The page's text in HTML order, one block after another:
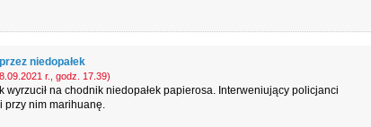
niedopałek
r., godz. 17.39)
wyrzucił na chodnik niedopałek papierosa. Interweniujący policjanci
przy nim marihuanę.